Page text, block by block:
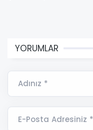
YORUMLAR
Adınız *
E-Posta Adresiniz *